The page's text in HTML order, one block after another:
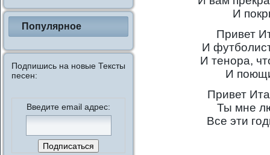
Популярное
Подпишись на новые Тексты
песен:
Введите email адрес:
И
Привет
И
И тенора,
И
Привет
Ты мне
Все эти